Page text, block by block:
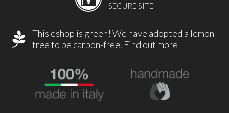
SECURE SITE
This eshop is green! We have adopted a lemon
tree to be carbon-free. Find out more